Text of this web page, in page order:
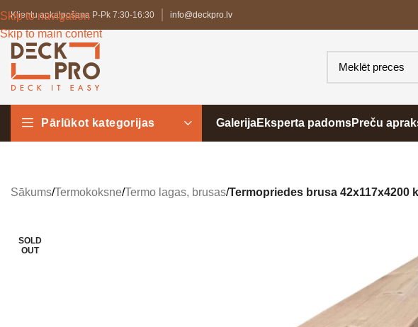
Skip to navigation
Skip to main content
Klientu apkalpošana P-Pk 7:30-16:30 info@deckpro.lv
Pārlūkot kategorijas GalerijaEksperta padomsPreču
Sākums/Termokoksne/Termo lagas, brusas/Termopriedes brusa 42x117x4200
SOLD
OUT